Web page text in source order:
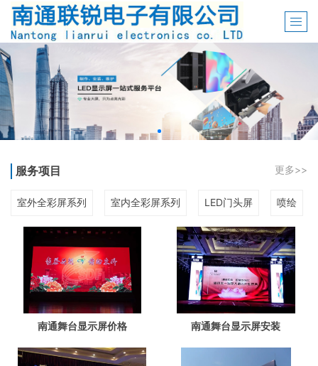
服务项目 更多>>
室外全彩屏系列 室内全彩屏系列 LED门头屏 喷绘
南通舞台显示屏价格 南通舞台显示屏安装